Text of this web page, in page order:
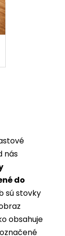
nás
do
sú stovky
obsahuje